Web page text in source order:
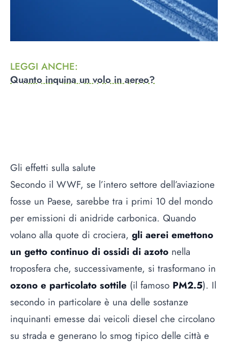
LEGGI ANCHE:
Quanto inquina un volo in aereo?
Gli effetti sulla salute
Secondo il WWF, se l’intero settore dell’aviazione
fosse un Paese, sarebbe tra i primi 10 del mondo
per emissioni di anidride carbonica. Quando
volano alla quote di crociera, gli aerei emettono
un getto continuo di ossidi di azoto nella
troposfera che, successivamente, si trasformano in
ozono e particolato sottile (il famoso PM2.5). Il
secondo in particolare è una delle sostanze
inquinanti emesse dai veicoli diesel che circolano
su strada e generano lo smog tipico delle città e